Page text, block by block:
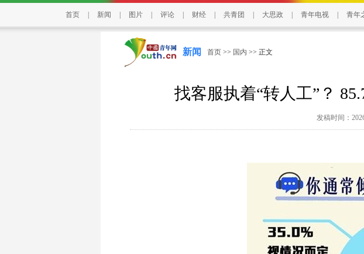
首页 新闻 图片 评论 财经 共青团 大思政 青年电视 青年
新闻 首页 >> 国内 >> 正文
找客服执着“转人工”？
发稿时间：